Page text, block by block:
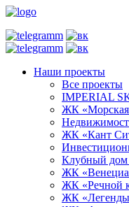
Наши проекты
Все проекты
IMPERIAL
ЖК «Морская
ЖК «Кант
Клубный дом
ЖК
ЖК «Речной
ЖК «Легенды